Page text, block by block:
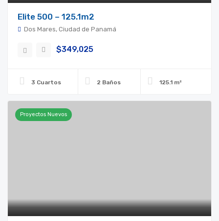
Elite 500 – 125.1m2
Dos Mares, Ciudad de Panamá
$349,025
3 Cuartos 2 Baños 125.1 m²
Proyectos Nuevos